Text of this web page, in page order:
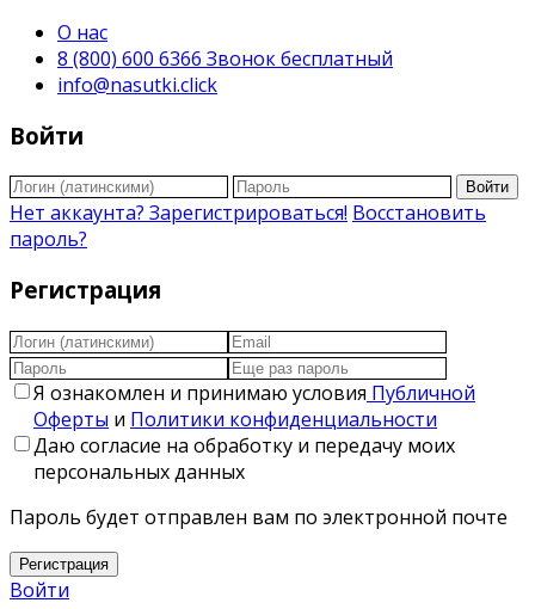
О нас
8 (800) 600 6366 Звонок бесплатный
info@nasutki.click
Войти
Войти
Нет аккаунта? Зарегистрироваться! Восстановить
пароль?
Регистрация
Я ознакомлен и принимаю условия Публичной
Оферты и Политики конфиденциальности
Даю согласие на обработку и передачу моих
персональных данных
Пароль будет отправлен вам по электронной почте
Регистрация
Войти